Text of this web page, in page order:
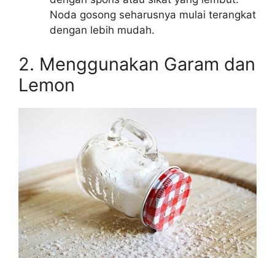
Noda gosong seharusnya mulai terangkat
dengan lebih mudah.
2. Menggunakan Garam dan
Lemon